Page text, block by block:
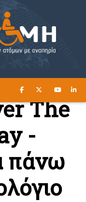
ΕΔΩ ►
The
-
πάνω